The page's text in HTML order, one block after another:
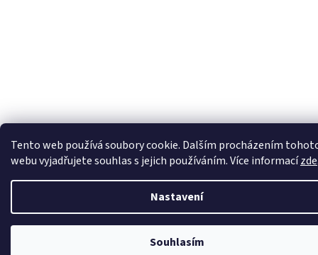
Tento web používá soubory cookie. Dalším procházením
webu vyjadřujete souhlas s jejich používáním. Více informacízde
Nastavení
Souhlasím